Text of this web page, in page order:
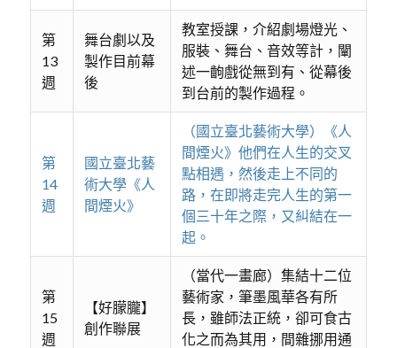
第
13
週
舞台劇以及
製作目前幕
後
教室授課，介紹劇場燈光、
服裝、舞台、音效等計，闡
述一齣戲從無到有、從幕後
到台前的製作過程。
第
14
週
國立臺北藝
術大學《人
間煙火》
（國立臺北藝術大學）《人
間煙火》他們在人生的交叉
點相遇，然後走上不同的
路，在即將走完人生的第一
個三十年之際，又糾結在一
起。
第
15
週
【好朦朧】
創作聯展
（當代一畫廊）集結十二位
藝術家，筆墨風華各有所
長，雖師法正統，卻可食古
化之而為其用，間雜挪用通